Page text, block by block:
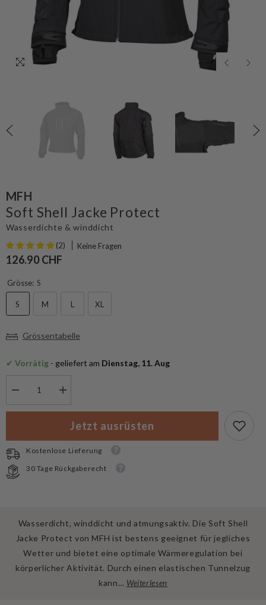
MFH
Soft Shell Jacke Protect
Wasserdichte & winddicht
(2) Keine Fragen
126.90 CHF
Grösse: S
S M L XL
Grössentabelle
✔ Vorrätig - geliefert am Dienstag, 11. Aug
für
Jacke
Protect
Menge
für
MFH
Soft
Jacke
Jetzt ausrüsten
Kostenlose Lieferung
30 Tage Rückgaberecht
Wasserdicht, winddicht und atmungsaktiv. Die Soft Shell
Jacke Protect von MFH ist bestens geeignet für jegliches
Wetter und bietet eine optimale Wärmeregulation bei
körperlicher Aktivität. Durch einen elastischen Tunnelzug
kann… Weiterlesen